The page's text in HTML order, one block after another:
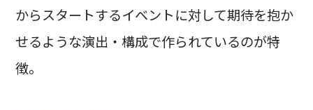
からスタートするイベントに対して期待を抱か
せるような演出・構成で作られているのが特
徴。